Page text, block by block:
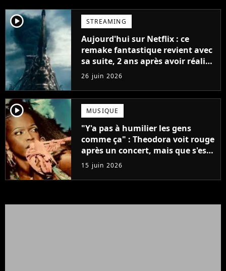
player2 STREAMING
Aujourd'hui sur Netflix : ce
remake fantastique revient avec
sa suite, 2 ans après avoir réalisé
60 millions de vues et régné 6
semaines dans le Top 10
26 juin 2026
player2 MUSIQUE
"Y'a pas à humilier les gens
comme ça" : Theodora voit rouge
après un concert, mais que s'est-
il passé ?
15 juin 2026